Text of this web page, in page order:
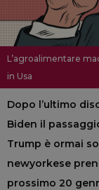
L’agroalimentare
in Usa
Dopo l’ultimo
Biden il
Trump è ormai
newyorkese
prossimo 20